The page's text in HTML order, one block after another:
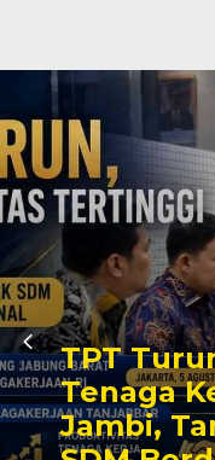
TPT
Tenaga
Jambi,